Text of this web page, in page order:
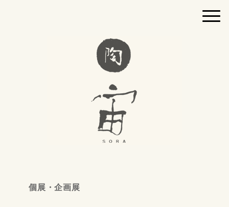
個展・企画展